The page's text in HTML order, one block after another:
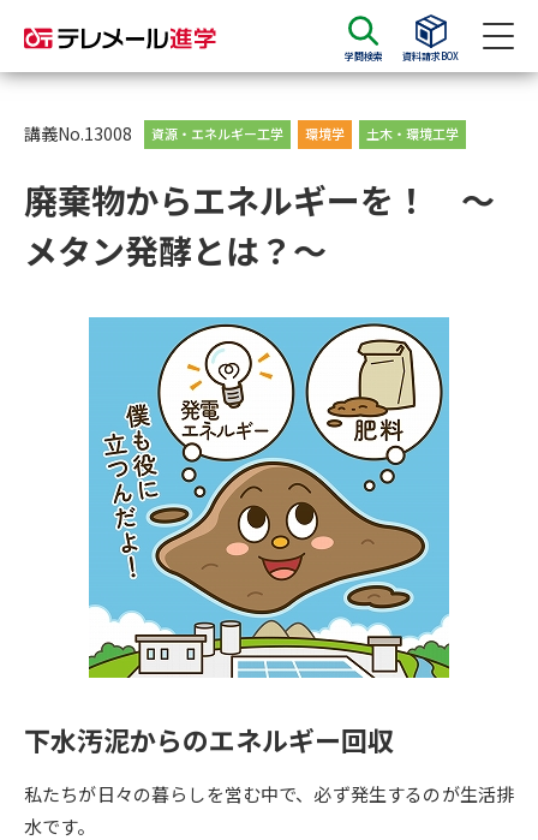
学問検索 資料請求BOX
資料請求 資料検索
大学・短大の資料種類から請求
総合型選抜・学校推薦型選抜 募
大学入学共通テスト利用選抜の
募集要項＆願書
大学・短大以外の資料から請求
専門学校の資料請求 大学院の資料請求
留学・進学関連、塾・予備校
大学入学共通テスト「受験案
内」の請求
大学入学共通テスト「受験上の
配慮案内」の請求
高等学校卒業程度認定試験
幼稚園教員資格認定試験 小学校教員資格認定試験
高等学校（情報）教員資格認定
試験
講義No.13008 資源・エネルギー工学 環境学 土木・環境工学
廃棄物からエネルギーを！ 〜
メタン発酵とは？〜
下水汚泥からのエネルギー回収
私たちが日々の暮らしを営む中で、必ず発生するのが生活排
水です。